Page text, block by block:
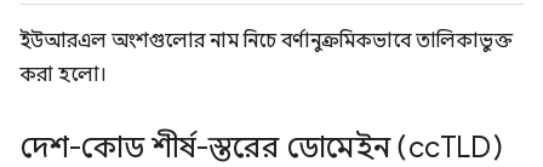
ইউআরএল অংশগুলোর নাম নিচে বর্ণানুক্রমিকভাবে তালিকাভুক্ত
করা হলো।
দেশ-কোড শীর্ষ-স্তরের ডোমেইন (ccTLD)